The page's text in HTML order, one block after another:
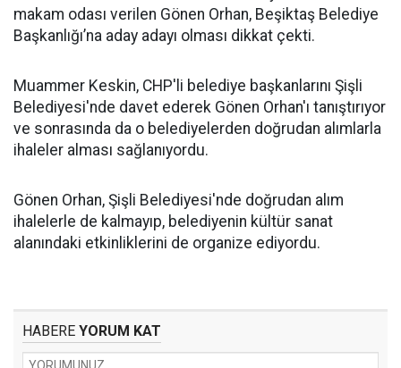
makam odası verilen Gönen Orhan, Beşiktaş Belediye
Başkanlığı’na aday adayı olması dikkat çekti.
Muammer Keskin, CHP'li belediye başkanlarını Şişli
Belediyesi'nde davet ederek Gönen Orhan'ı tanıştırıyor
ve sonrasında da o belediyelerden doğrudan alımlarla
ihaleler alması sağlanıyordu.
Gönen Orhan, Şişli Belediyesi'nde doğrudan alım
ihalelerle de kalmayıp, belediyenin kültür sanat
alanındaki etkinliklerini de organize ediyordu.
HABERE YORUM KAT